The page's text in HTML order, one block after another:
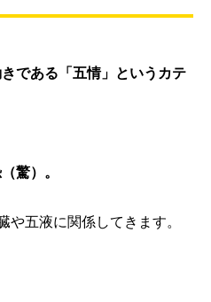
である「五情」というカテ
驚）。
五液に関係してきます。